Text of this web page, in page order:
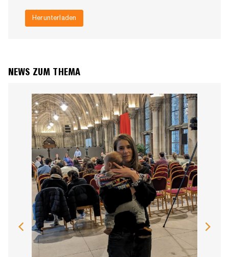
Herunterladen
NEWS ZUM THEMA